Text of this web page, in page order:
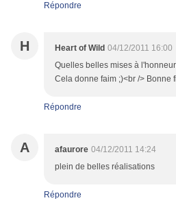
Répondre
H Heart of Wild 04/12/2011 16:00
Quelles belles mises à
Cela donne faim ;)<br /> Bonne
Répondre
A afaurore 04/12/2011 14:24
plein de belles réalisations
Répondre